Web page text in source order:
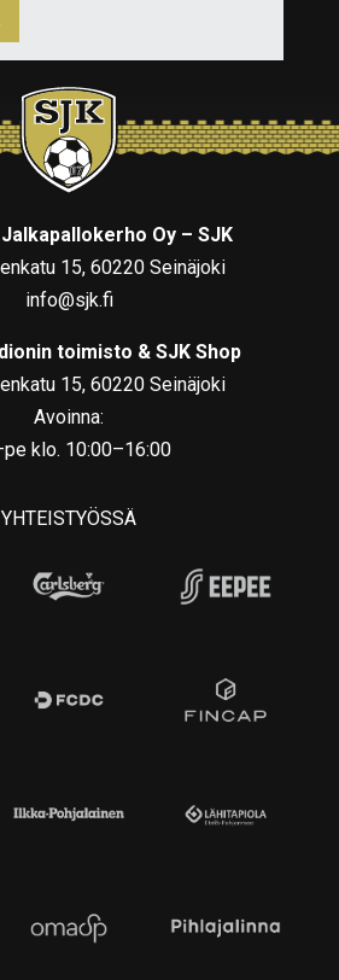
Oy – SJK
15, 60220 Seinäjoki
info@sjk.fi
toimisto & SJK Shop
15, 60220 Seinäjoki
Avoinna:
klo. 10:00–16:00
YHTEISTYÖSSÄ